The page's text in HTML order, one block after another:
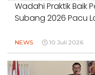
Wadahi Praktik Baik
Subang 2026 Pacu
NEWS 10 Juli 2026